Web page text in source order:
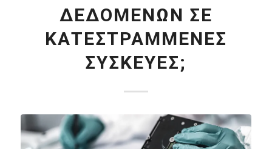
ΔΕΔΟΜΈΝΩΝ ΣΕ
ΚΑΤΕΣΤΡΑΜΜΈΝΕΣ
ΣΥΣΚΕΥΈΣ;